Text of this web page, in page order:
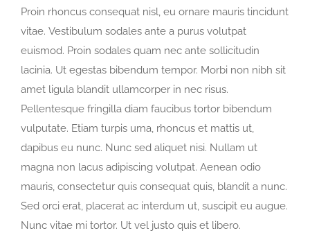
Proin rhoncus consequat nisl, eu ornare mauris tincidunt
vitae. Vestibulum sodales ante a purus volutpat
euismod. Proin sodales quam nec ante sollicitudin
lacinia. Ut egestas bibendum tempor. Morbi non nibh sit
amet ligula blandit ullamcorper in nec risus.
Pellentesque fringilla diam faucibus tortor bibendum
vulputate. Etiam turpis urna, rhoncus et mattis ut,
dapibus eu nunc. Nunc sed aliquet nisi. Nullam ut
magna non lacus adipiscing volutpat. Aenean odio
mauris, consectetur quis consequat quis, blandit a nunc.
Sed orci erat, placerat ac interdum ut, suscipit eu augue.
Nunc vitae mi tortor. Ut vel justo quis et libero.